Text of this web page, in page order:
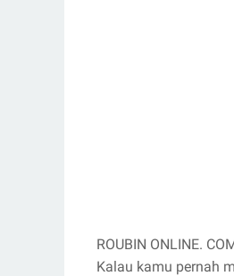
ROUBIN ONLINE.
Kalau kamu pernah